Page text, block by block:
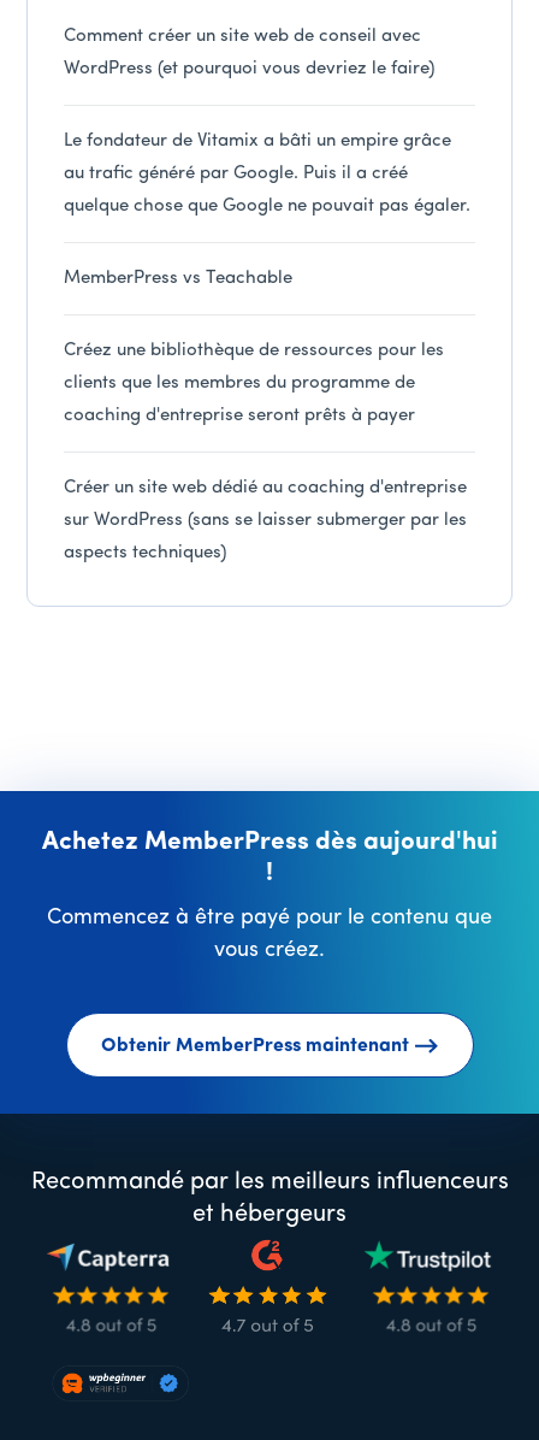
Comment créer un site web de conseil avec
WordPress (et pourquoi vous devriez le faire)
Le fondateur de Vitamix a bâti un empire grâce
au trafic généré par Google. Puis il a créé
quelque chose que Google ne pouvait pas égaler.
MemberPress vs Teachable
Créez une bibliothèque de ressources pour les
clients que les membres du programme de
coaching d'entreprise seront prêts à payer
Créer un site web dédié au coaching d'entreprise
sur WordPress (sans se laisser submerger par les
aspects techniques)
Achetez MemberPress dès aujourd'hui
!
Commencez à être payé pour le contenu que
vous créez.
Obtenir MemberPress maintenant
Recommandé par les meilleurs influenceurs
et hébergeurs